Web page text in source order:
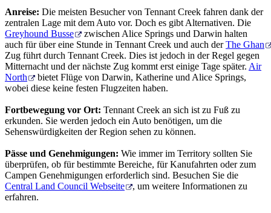
Anreise: Die meisten Besucher von Tennant Creek fahren dank der
zentralen Lage mit dem Auto vor. Doch es gibt Alternativen. Die
Greyhound Busse
zwischen Alice Springs und Darwin halten
auch für über eine Stunde in Tennant Creek und auch derThe Ghan
Zug führt durch Tennant Creek. Dies ist jedoch in der Regel gegen
Mitternacht und der nächste Zug kommt erst einige Tage später. Air
North
bietet Flüge von Darwin, Katherine und Alice Springs,
wobei diese keine festen Flugzeiten haben.
Fortbewegung vor Ort: Tennant Creek an sich ist zu Fuß zu
erkunden. Sie werden jedoch ein Auto benötigen, um die
Sehenswürdigkeiten der Region sehen zu können.
Pässe und Genehmigungen: Wie immer im Territory sollten Sie
überprüfen, ob für bestimmte Bereiche, für Kanufahrten oder zum
Campen Genehmigungen erforderlich sind. Besuchen Sie die
Central Land Council Webseite
, um weitere Informationen zu
erfahren.